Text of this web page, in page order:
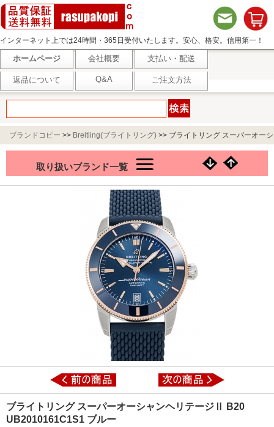
インターネット上では24時間・365日受付いたします。安心、格安。信用第一！
ホームページ 会社概要 支払い・配送
返品について Q&A ご注文方法
ブランドコピー >> Breitling(ブライトリング) >> ブライトリング スーパーオーシ
取り扱いブランド一覧
ブライトリング スーパーオーシャンヘリテージⅡ B20
UB2010161C1S1 ブルー